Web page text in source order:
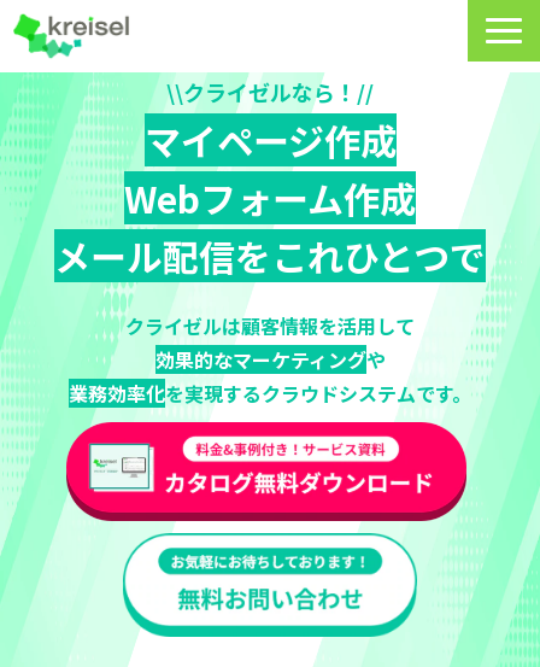
特長
サービス一覧
クライゼルの使い方
資料DL・ウェビナー一覧
導入事例
料金・プラン
よくあるご質問
CRMラボ
\\クライゼルなら！//
マイページ作成
Webフォーム作成
メール配信をこれひとつで
クライゼルは顧客情報を活用して
効果的なマーケティングや
業務効率化を実現するクラウドシステムです。